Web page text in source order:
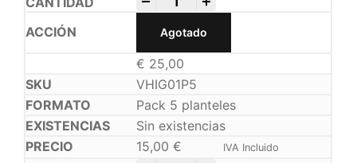
Agotado
€ 25,00
VHIG01P5
Pack 5 planteles
Sin existencias
15,00€ IVA Incluido